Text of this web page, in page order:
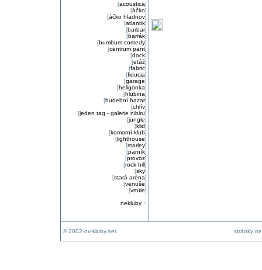
[acoustica]
[áčko]
[áčko hladnov]
[atlantik]
[barbar]
[barrák]
[bumbum comedy]
[centrum pant]
[dock]
[etáž]
[fabric]
[fiducia]
[garage]
[heligonka]
[hlubina]
[hudební bazar]
[chlív]
[jeden tag - galerie nibiru]
[jungle]
[klid]
[komorní klub]
[lighthouse]
[marley]
[parník]
[provoz]
[rock hill]
[sky]
[stará aréna]
[venuše]
[vrtule]
nekluby::
© 2002 ov-kluby.net stránky